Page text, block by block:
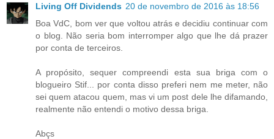
Living Off Dividends 20 de novembro de 2016 às 18:56
Boa VdC, bom ver que voltou atrás e decidiu continuar com
o blog. Não seria bom interromper algo que lhe dá prazer
por conta de terceiros.
A propósito, sequer compreendi esta sua briga com o
blogueiro Stif... por conta disso preferi nem me meter, não
sei quem atacou quem, mas vi um post dele lhe difamando,
realmente não entendi o motivo dessa briga.
Abçs